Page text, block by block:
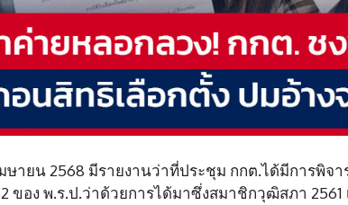
ษายน 2568 มีรายงานว่าที่ประชุม กกต.ได้มีการพิจ
ของ พ.ร.ป.ว่าด้วยการได้มาซึ่งสมาชิกวุฒิสภา 2561